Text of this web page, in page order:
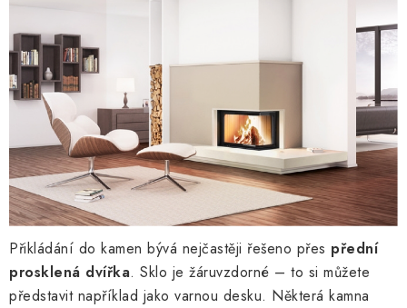
Přikládání do kamen bývá nejčastěji řešeno přes přední
prosklená dvířka. Sklo je žáruvzdorné – to si můžete
představit například jako varnou desku. Některá kamna